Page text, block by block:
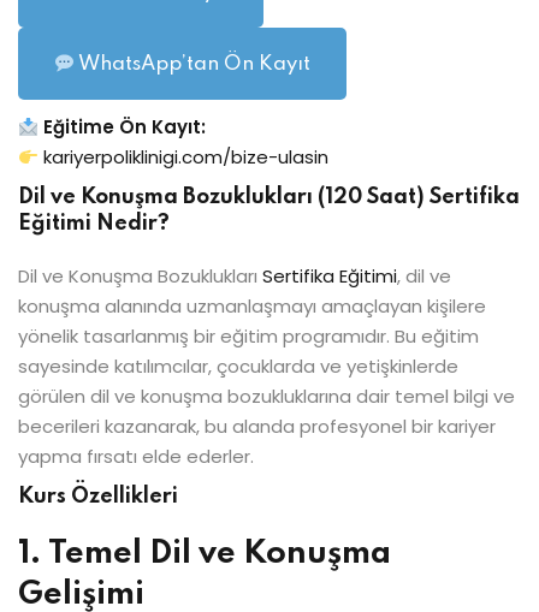
WhatsApp’tan Ön Kayıt
Eğitime Ön Kayıt:
kariyerpoliklinigi.com/bize-ulasin
Dil ve Konuşma Bozuklukları (120 Saat) Sertifika
Eğitimi Nedir?
Dil ve Konuşma Bozuklukları Sertifika Eğitimi, dil ve
konuşma alanında uzmanlaşmayı amaçlayan kişilere
yönelik tasarlanmış bir eğitim programıdır. Bu eğitim
sayesinde katılımcılar, çocuklarda ve yetişkinlerde
görülen dil ve konuşma bozukluklarına dair temel bilgi ve
becerileri kazanarak, bu alanda profesyonel bir kariyer
yapma fırsatı elde ederler.
Kurs Özellikleri
1. Temel Dil ve Konuşma
Gelişimi